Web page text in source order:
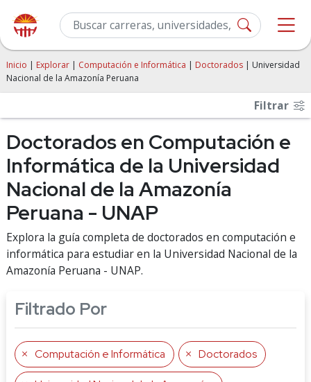
Inicio | Explorar | Computación e Informática | Doctorados | Universidad
Nacional de la Amazonía Peruana
Filtrar
Doctorados en Computación e
Informática de la Universidad
Nacional de la Amazonía
Peruana - UNAP
Explora la guía completa de doctorados en computación e
informática para estudiar en la Universidad Nacional de la
Amazonía Peruana - UNAP.
Filtrado Por
Computación e Informática Doctorados